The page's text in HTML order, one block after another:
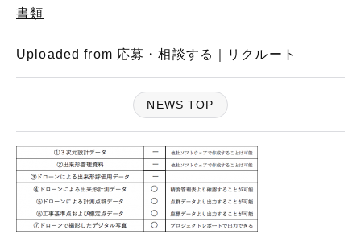
書類
Uploaded from 応募・相談する｜リクルート
NEWS TOP